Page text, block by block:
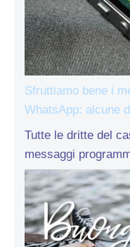
Sfruttiamo bene i
WhatsApp: alcune
Tutte le dritte del
messaggi